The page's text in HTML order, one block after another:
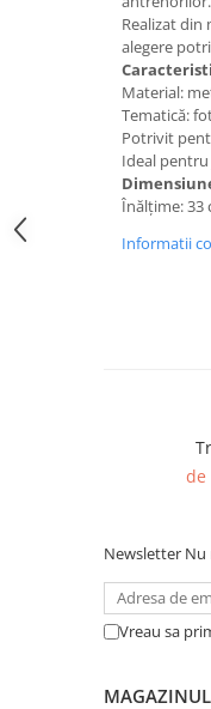
Accesorii Medalii
Snur Medalie
Medalii Personalizate
Personalizari Medalii
Suport medalii
Trofee Acril
Figurine Rasina
Figurine Plastic
Realizat din
alegere
Material:
Tematică:
Potrivit
Ideal
Înălțime: 33
Informatii
de
Newsletter Nu
Vreau sa